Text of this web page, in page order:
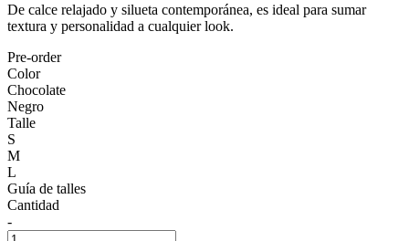
De calce relajado y silueta contemporánea, es ideal para sumar
textura y personalidad a cualquier look.
Pre-order
Color
Chocolate
Negro
Talle
S
M
L
Guía de talles
Cantidad
-